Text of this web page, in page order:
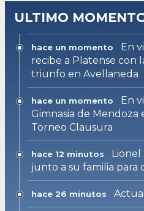
ULTIMO
hace un momento
En
recibe a Platense con
triunfo en Avellaneda
hace un momento
En
Gimnasia de Mendoza
Torneo Clausura
hace 12 minutos
Lionel
junto a su familia para
hace 26 minutos